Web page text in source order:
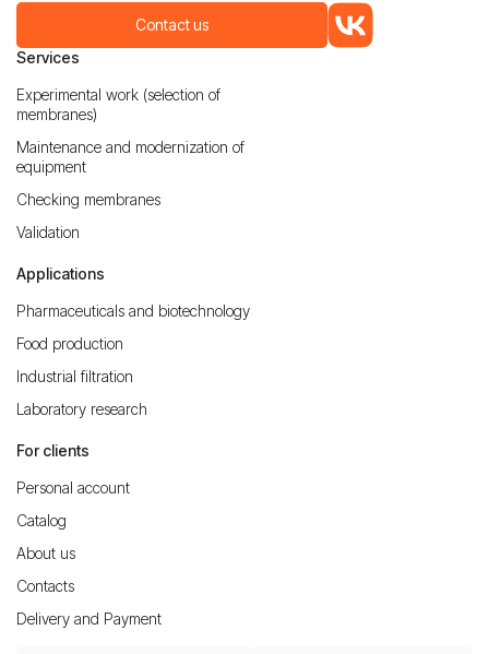
Contact us
Services
Experimental work (selection of
membranes)
Maintenance and modernization of
equipment
Checking membranes
Validation
Applications
Pharmaceuticals and biotechnology
Food production
Industrial filtration
Laboratory research
For clients
Personal account
Catalog
About us
Contacts
Delivery and Payment